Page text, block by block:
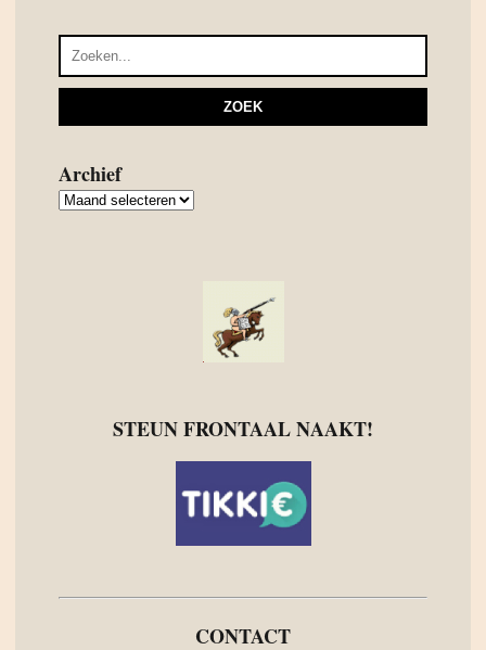
Archief
Archief
STEUN FRONTAAL NAAKT!
CONTACT